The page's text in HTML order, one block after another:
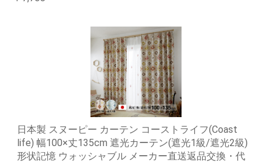
日本製 スヌーピー カーテン コーストライフ(Coast
life) 幅100×丈135cm 遮光カーテン(遮光1級/遮光2級)
形状記憶 ウォッシャブル メーカー直送返品交換・代